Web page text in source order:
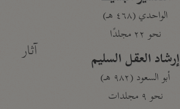
الواحدي (٤٦٨ هـ)
نحو ٢٢ مجلدًا
إرشاد العقل السليم
أبو السعود (٩٨٢ هـ)
نحو ٩ مجلدات
آثار